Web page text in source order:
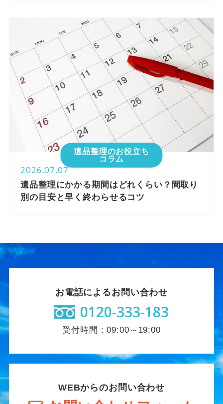
遺品整理のお役立ち
コラム
2026.07.07
遺品整理にかかる期間はどれくらい？間取り
別の目安と早く終わらせるコツ
お電話によるお問い合わせ
0120-333-183
受付時間：09:00～19:00
WEBからのお問い合わせ